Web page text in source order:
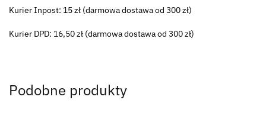
Kurier Inpost: 15 zł (darmowa dostawa od 300 zł)
Kurier DPD: 16,50 zł (darmowa dostawa od 300 zł)
Podobne produkty